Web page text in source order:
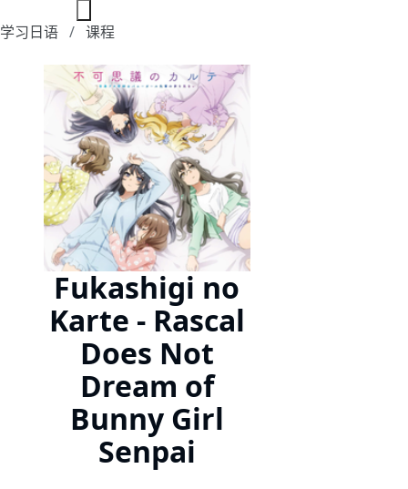
学习日语 课程
Fukashigi no
Karte - Rascal
Does Not
Dream of
Bunny Girl
Senpai